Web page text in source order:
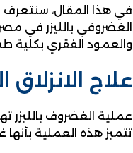
في هذا المقال، سنتعرف
الغضروفي بالليزر في
والعمود الفقري بكلية
علاج
عملية الغضروف بالليزر
تتميز هذه العملية